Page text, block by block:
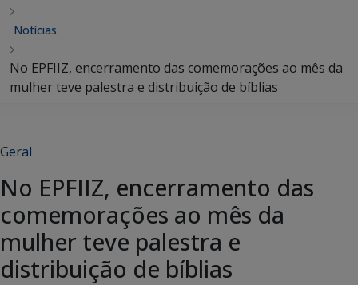
Notícias
No EPFIIZ, encerramento das comemorações ao mês da
mulher teve palestra e distribuição de bíblias
Geral
No EPFIIZ, encerramento das
comemorações ao mês da
mulher teve palestra e
distribuição de bíblias